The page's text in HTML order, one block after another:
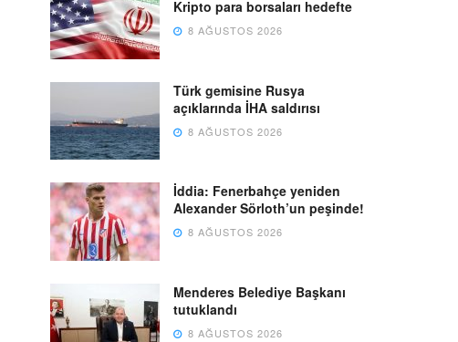
Kripto para borsaları hedefte
8 AĞUSTOS 2026
Türk gemisine Rusya
açıklarında İHA saldırısı
8 AĞUSTOS 2026
İddia: Fenerbahçe yeniden
Alexander Sörloth’un peşinde!
8 AĞUSTOS 2026
Menderes Belediye Başkanı
tutuklandı
8 AĞUSTOS 2026